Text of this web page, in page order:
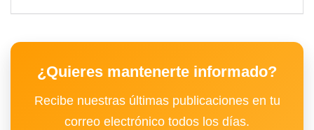
¿Quieres mantenerte informado?
Recibe nuestras últimas publicaciones en tu
correo electrónico todos los días.